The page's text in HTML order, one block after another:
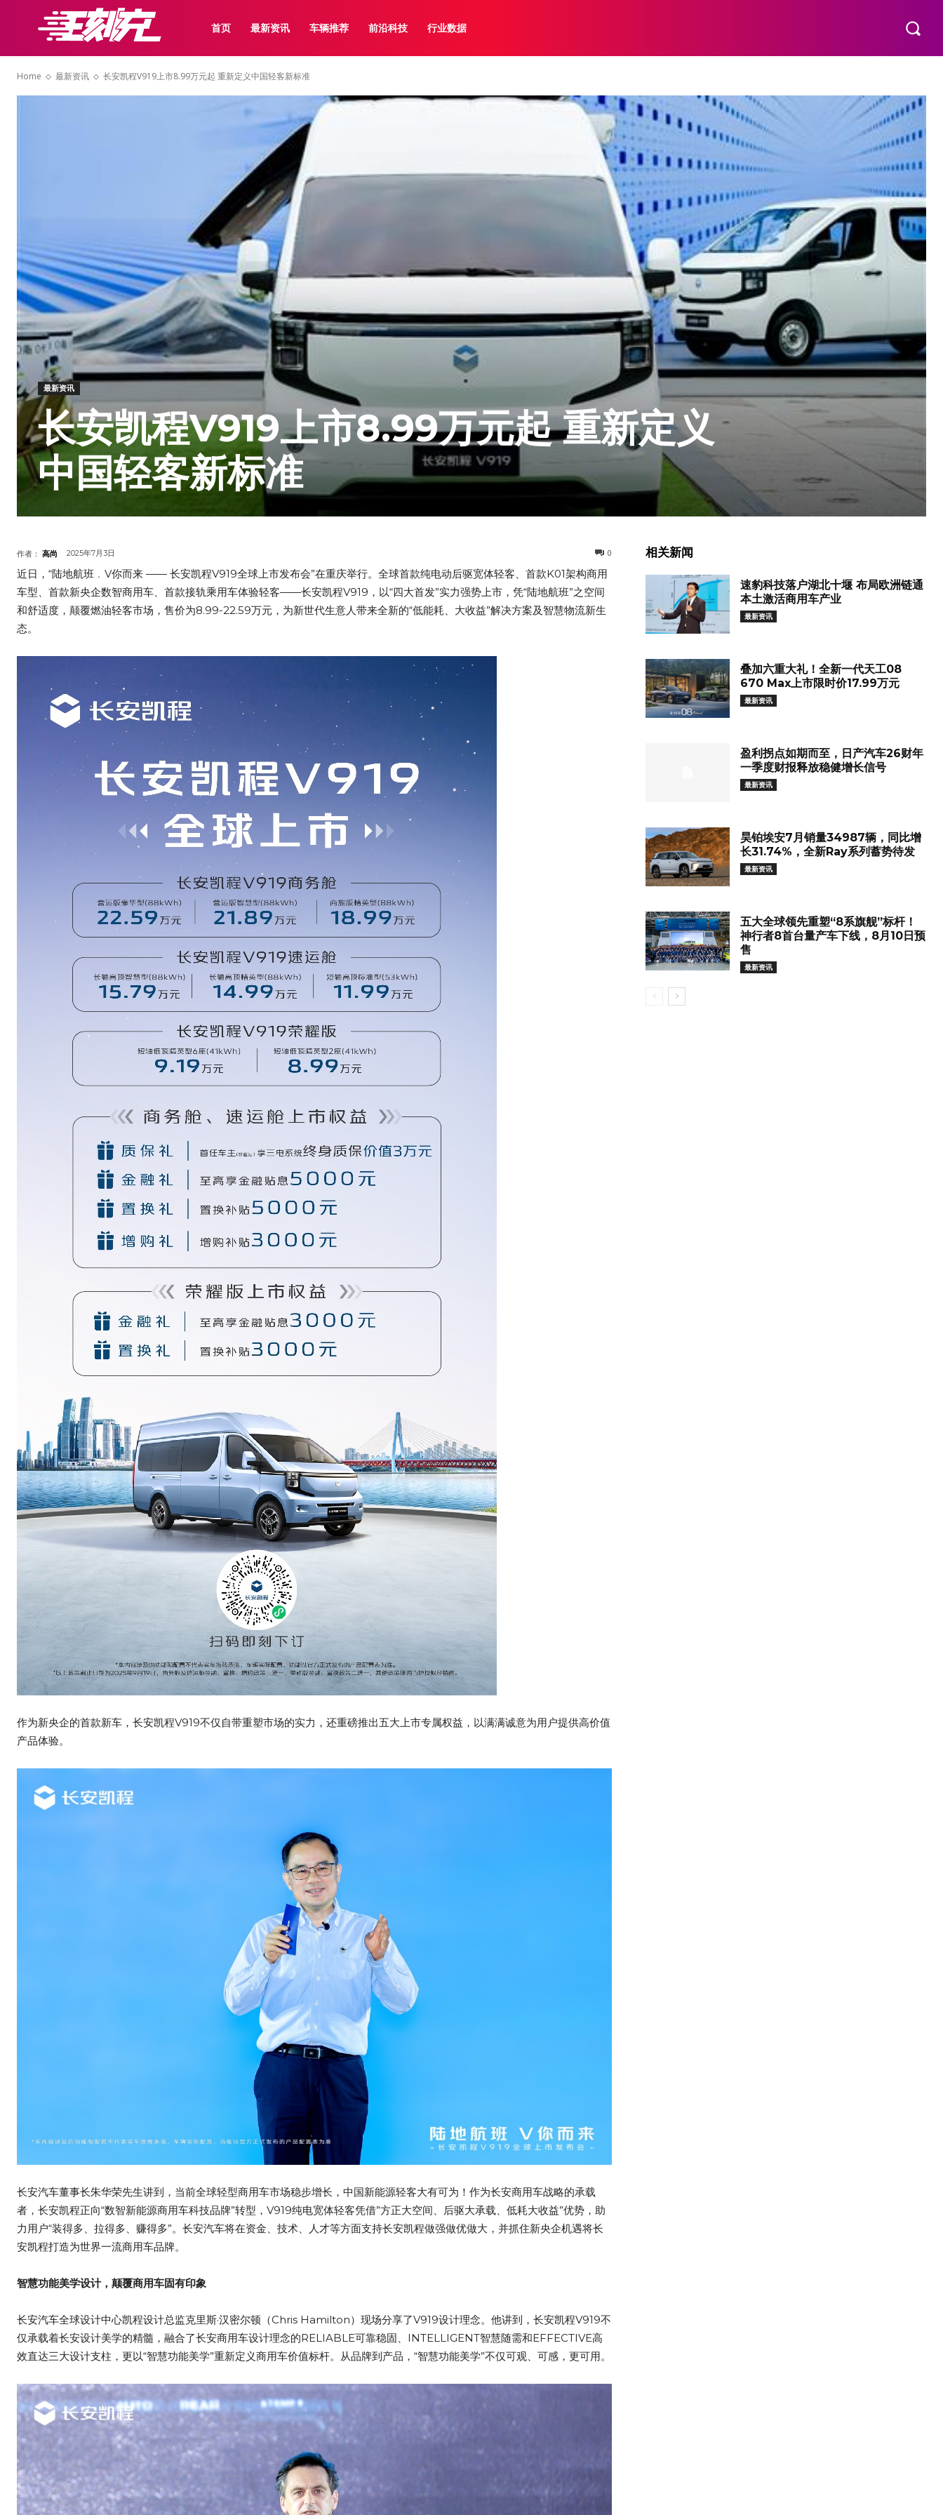
首页 最新资讯 车辆推荐 前沿科技 行业数据
Home 最新资讯 长安凯程V919上市8.99万元起 重新定义中国轻客新标准
最新资讯
长安凯程V919上市8.99万元起 重新定义
中国轻客新标准
作者： 高尚 2025年7月3日 0
近日，“陆地航班﹒V你而来 —— 长安凯程V919全球上市发布会”在重庆举行。全球首款纯电动后驱宽体轻客、首款K01架构商用
车型、首款新央企数智商用车、首款接轨乘用车体验轻客——长安凯程V919，以“四大首发”实力强势上市，凭“陆地航班”之空间
和舒适度，颠覆燃油轻客市场，售价为8.99-22.59万元，为新世代生意人带来全新的“低能耗、大收益”解决方案及智慧物流新生
态。
作为新央企的首款新车，长安凯程V919不仅自带重塑市场的实力，还重磅推出五大上市专属权益，以满满诚意为用户提供高价值
产品体验。
长安汽车董事长朱华荣先生讲到，当前全球轻型商用车市场稳步增长，中国新能源轻客大有可为！作为长安商用车战略的承载
者，长安凯程正向“数智新能源商用车科技品牌”转型，V919纯电宽体轻客凭借”方正大空间、后驱大承载、低耗大收益”优势，助
力用户“装得多、拉得多、赚得多”。长安汽车将在资金、技术、人才等方面支持长安凯程做强做优做大，并抓住新央企机遇将长
安凯程打造为世界一流商用车品牌。
智慧功能美学设计，颠覆商用车固有印象
长安汽车全球设计中心凯程设计总监克里斯·汉密尔顿（Chris Hamilton）现场分享了V919设计理念。他讲到，长安凯程V919不
仅承载着长安设计美学的精髓，融合了长安商用车设计理念的RELIABLE可靠稳固、INTELLIGENT智慧随需和EFFECTIVE高
效直达三大设计支柱，更以“智慧功能美学”重新定义商用车价值标杆。从品牌到产品，“智慧功能美学”不仅可观、可感，更可用。
相关新闻
速豹科技落户湖北十堰 布局欧洲链通
本土激活商用车产业
最新资讯
叠加六重大礼！全新一代天工08
670 Max上市限时价17.99万元
最新资讯
盈利拐点如期而至，日产汽车26财年
一季度财报释放稳健增长信号
最新资讯
昊铂埃安7月销量34987辆，同比增
长31.74%，全新Ray系列蓄势待发
最新资讯
五大全球领先重塑“8系旗舰”标杆！
神行者8首台量产车下线，8月10日预
售
最新资讯